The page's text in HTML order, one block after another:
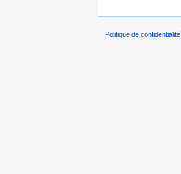
Politique de confidentialité